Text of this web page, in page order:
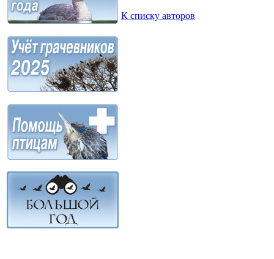
К списку авторов